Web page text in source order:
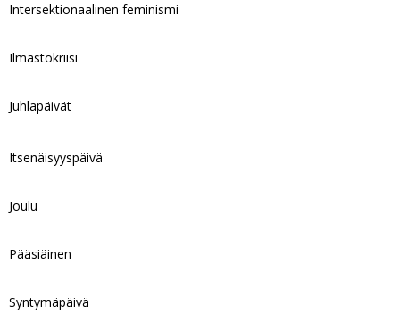
Intersektionaalinen feminismi
Ilmastokriisi
Juhlapäivät
Itsenäisyyspäivä
Joulu
Pääsiäinen
Syntymäpäivä